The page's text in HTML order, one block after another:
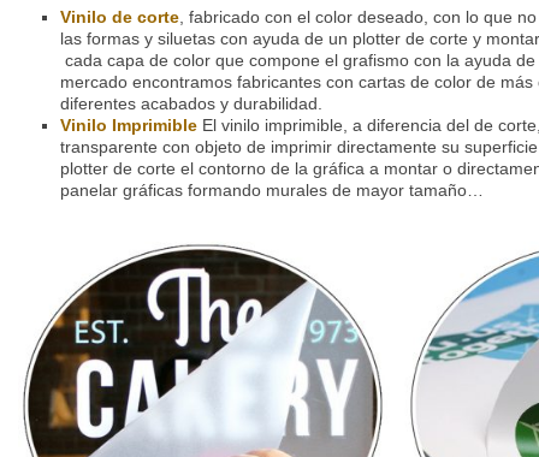
Vinilo de corte, fabricado con el color deseado, con lo que
las formas y siluetas con ayuda de un plotter de corte y
cada capa de color que compone el grafismo con la ayuda
mercado encontramos fabricantes con cartas de color de
diferentes acabados y durabilidad.
Vinilo Imprimible El vinilo imprimible, a diferencia del de
transparente con objeto de imprimir directamente su
plotter de corte el contorno de la gráfica a montar o
panelar gráficas formando murales de mayor tamaño…